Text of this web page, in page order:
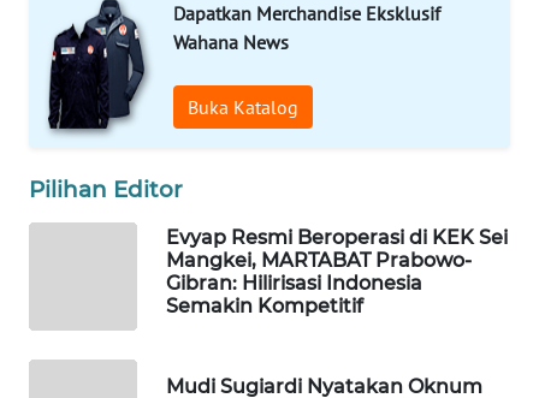
Dapatkan Merchandise Eksklusif
Wahana News
Buka Katalog
Pilihan Editor
Evyap Resmi Beroperasi di KEK Sei
Mangkei, MARTABAT Prabowo-
Gibran: Hilirisasi Indonesia
Semakin Kompetitif
Mudi Sugiardi Nyatakan Oknum
WAHANA
HEALTH
WAHANA
DESA
WISATA
Wahana